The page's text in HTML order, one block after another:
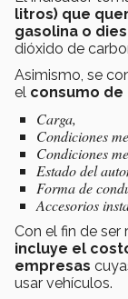
litros) que
gasolina o
dióxido de
Asimismo, se
el consumo
Carga,
Condiciones
Condiciones
Estado del
Forma de
Accesorios
Con el fin de
incluye el
empresas
usar vehículos.